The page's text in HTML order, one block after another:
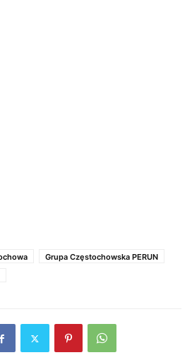
Grupa Częstochowska PERUN